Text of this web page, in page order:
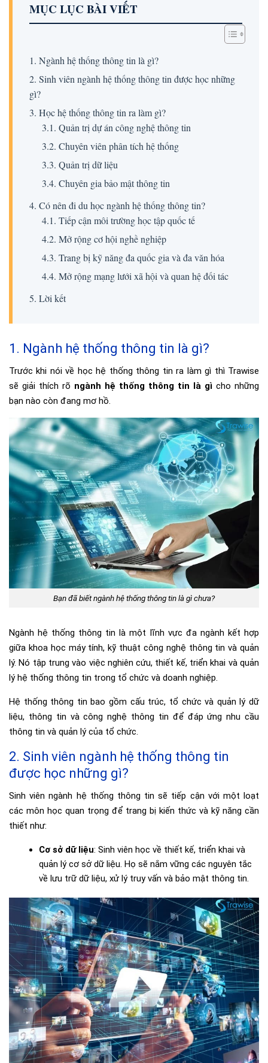
MỤC LỤC BÀI VIẾT
1. Ngành hệ thống thông tin là gì?
2. Sinh viên ngành hệ thống thông tin được học những
gì?
3. Học hệ thống thông tin ra làm gì?
3.1. Quản trị dự án công nghệ thông tin
3.2. Chuyên viên phân tích hệ thống
3.3. Quản trị dữ liệu
3.4. Chuyên gia bảo mật thông tin
4. Có nên đi du học ngành hệ thống thông tin?
4.1. Tiếp cận môi trường học tập quốc tế
4.2. Mở rộng cơ hội nghề nghiệp
4.3. Trang bị kỹ năng đa quốc gia và đa văn hóa
4.4. Mở rộng mạng lưới xã hội và quan hệ đối tác
5. Lời kết
1. Ngành hệ thống thông tin là gì?
Trước khi nói về học hệ thống thông tin ra làm gì thì Trawise
sẽ giải thích rõ ngành hệ thống thông tin là gì cho những
bạn nào còn đang mơ hồ.
Bạn đã biết ngành hệ thống thông tin là gì chưa?
Ngành hệ thống thông tin là một lĩnh vực đa ngành kết hợp
giữa khoa học máy tính, kỹ thuật công nghệ thông tin và quản
lý. Nó tập trung vào việc nghiên cứu, thiết kế, triển khai và quản
lý hệ thống thông tin trong tổ chức và doanh nghiệp.
Hệ thống thông tin bao gồm cấu trúc, tổ chức và quản lý dữ
liệu, thông tin và công nghệ thông tin để đáp ứng nhu cầu
thông tin và quản lý của tổ chức.
2. Sinh viên ngành hệ thống thông tin
được học những gì?
Sinh viên ngành hệ thống thông tin sẽ tiếp cận với một loạt
các môn học quan trọng để trang bị kiến thức và kỹ năng cần
thiết như:
Cơ sở dữ liệu: Sinh viên học về thiết kế, triển khai và
quản lý cơ sở dữ liệu. Họ sẽ nắm vững các nguyên tắc
về lưu trữ dữ liệu, xử lý truy vấn và bảo mật thông tin.